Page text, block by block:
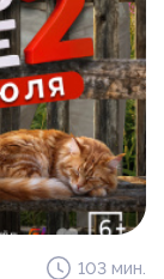
103 мин.